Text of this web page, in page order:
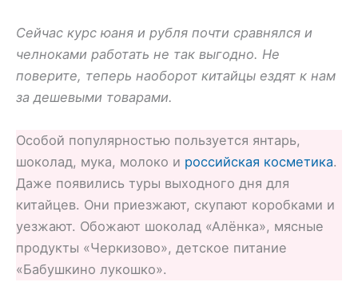
Сейчас курс юаня и рубля почти сравнялся и
челноками работать не так выгодно. Не
поверите, теперь наоборот китайцы ездят к нам
за дешевыми товарами.
Особой популярностью пользуется янтарь,
шоколад, мука, молоко и российская косметика.
Даже появились туры выходного дня для
китайцев. Они приезжают, скупают коробками и
уезжают. Обожают шоколад «Алёнка», мясные
продукты «Черкизово», детское питание
«Бабушкино лукошко».